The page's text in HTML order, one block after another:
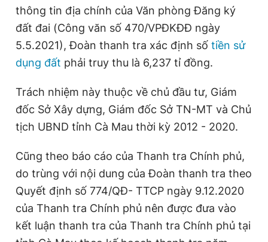
thông tin địa chính của Văn phòng Đăng ký
đất đai (Công văn số 470/VPĐKĐĐ ngày
5.5.2021), Đoàn thanh tra xác định số tiền sử
dụng đất phải truy thu là 6,237 tỉ đồng.
Trách nhiệm này thuộc về chủ đầu tư, Giám
đốc Sở Xây dựng, Giám đốc Sở TN-MT và Chủ
tịch UBND tỉnh Cà Mau thời kỳ 2012 - 2020.
Cũng theo báo cáo của Thanh tra Chính phủ,
do trùng với nội dung của Đoàn thanh tra theo
Quyết định số 774/QĐ- TTCP ngày 9.12.2020
của Thanh tra Chính phủ nên được đưa vào
kết luận thanh tra của Thanh tra Chính phủ tại